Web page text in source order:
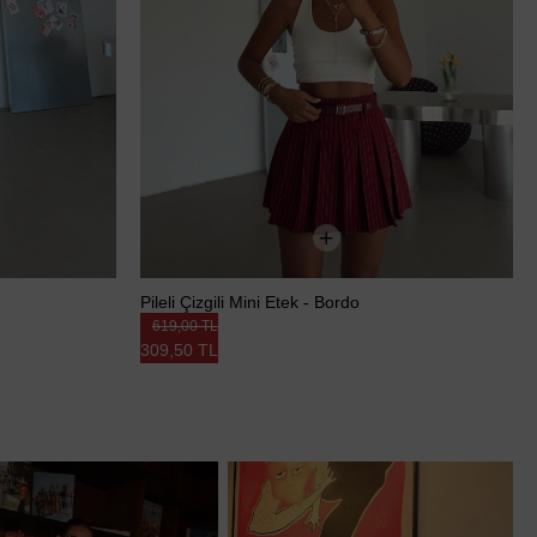
Pileli Çizgili Mini Etek - Bordo
309,50 TL
619,00 TL